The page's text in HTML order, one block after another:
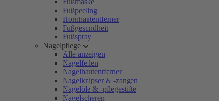
Fußmaske
Fußpeeling
Hornhautentferner
Fußgesundheit
Fußspray
Nagelpflege
Alle anzeigen
Nagelfeilen
Nagelhautentferner
Nagelknipser & -zangen
Nagelöle & -pflegestifte
Nagelscheren